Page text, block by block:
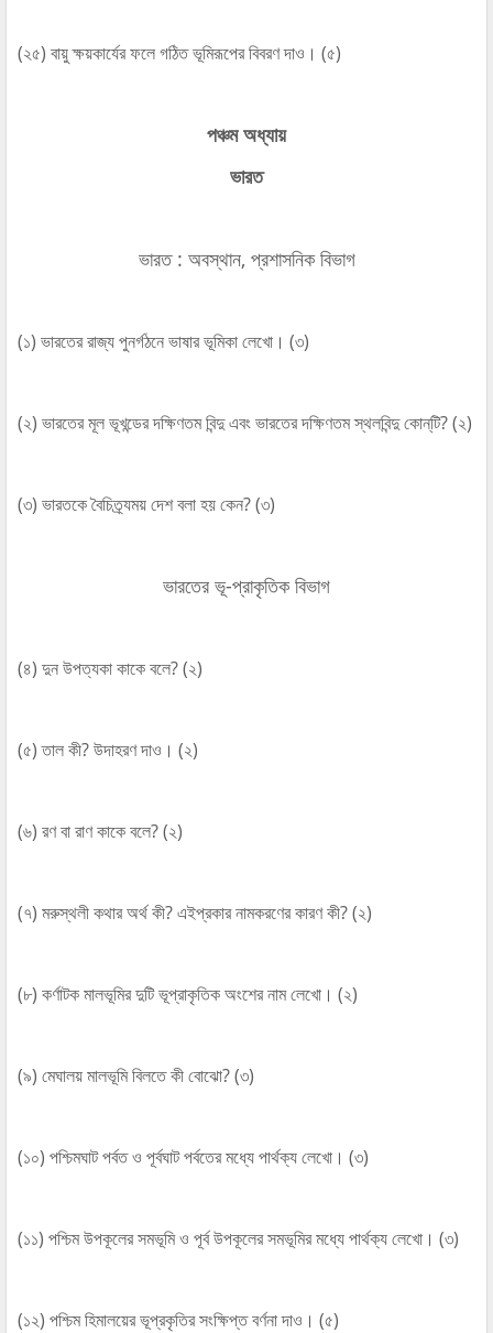
(২৫) বায়ু ক্ষয়কার্যের ফলে গঠিত ভূমিরূপের বিবরণ দাও। (৫)
পঞ্চম অধ্যায়
ভারত
ভারত : অবস্থান, প্রশাসনিক বিভাগ
(১) ভারতের রাজ্য পুনর্গঠনে ভাষার ভূমিকা লেখো। (৩)
(২) ভারতের মূল ভূখন্ডের দক্ষিণতম বিন্দু এবং ভারতের দক্ষিণতম স্থলবিন্দু কোন্‌টি? (২)
(৩) ভারতকে বৈচিত্র্যময় দেশ বলা হয় কেন? (৩)
ভারতের ভূ-প্রাকৃতিক বিভাগ
(৪) দুন উপত্যকা কাকে বলে? (২)
(৫) তাল কী? উদাহরণ দাও। (২)
(৬) রণ বা রাণ কাকে বলে? (২)
(৭) মরুস্থলী কথার অর্থ কী? এইপ্রকার নামকরণের কারণ কী? (২)
(৮) কর্ণাটক মালভূমির দুটি ভূপ্রাকৃতিক অংশের নাম লেখো। (২)
(৯) মেঘালয় মালভূমি বিলতে কী বোঝো? (৩)
(১০) পশ্চিমঘাট পর্বত ও পূর্বঘাট পর্বতের মধ্যে পার্থক্য লেখো। (৩)
(১১) পশ্চিম উপকূলের সমভূমি ও পূর্ব উপকূলের সমভূমির মধ্যে পার্থক্য লেখো। (৩)
(১২) পশ্চিম হিমালয়ের ভূপ্রকৃতির সংক্ষিপ্ত বর্ণনা দাও। (৫)